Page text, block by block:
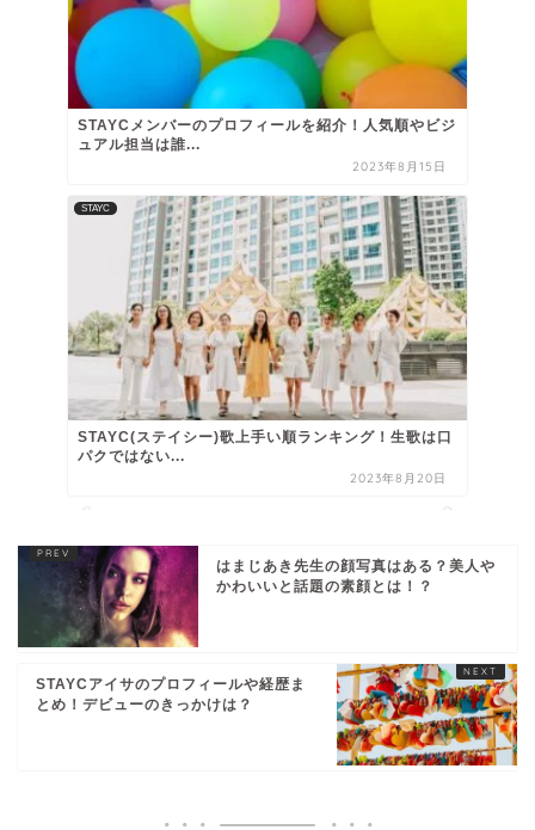
STAYCメンバーのプロフィールを紹介！人気順やビジ
ュアル担当は誰...
2023年8月15日
STAYC
STAYC(ステイシー)歌上手い順ランキング！生歌は口
パクではない...
2023年8月20日
はまじあき先生の顔写真はある？美人や
かわいいと話題の素顔とは！？
STAYCアイサのプロフィールや経歴ま
とめ！デビューのきっかけは？